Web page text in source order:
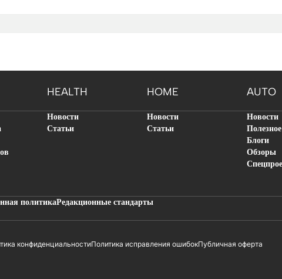
HEALTH HOME AUTO
Новости
Статьи
Новости
Статьи
Новости
Полезное
Блоги
Обзоры
политикаРедакционные стандарты
конфиденциальностиПолитика исправления ошибокПубличная оферта